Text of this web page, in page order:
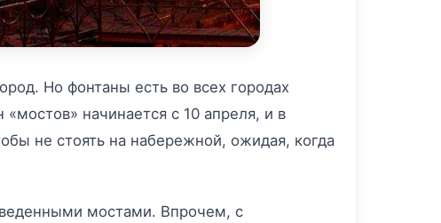
Но фонтаны есть во всех городах
начинается с 10 апреля, и в
не стоять на набережной, ожидая, когда
мостами. Впрочем, с